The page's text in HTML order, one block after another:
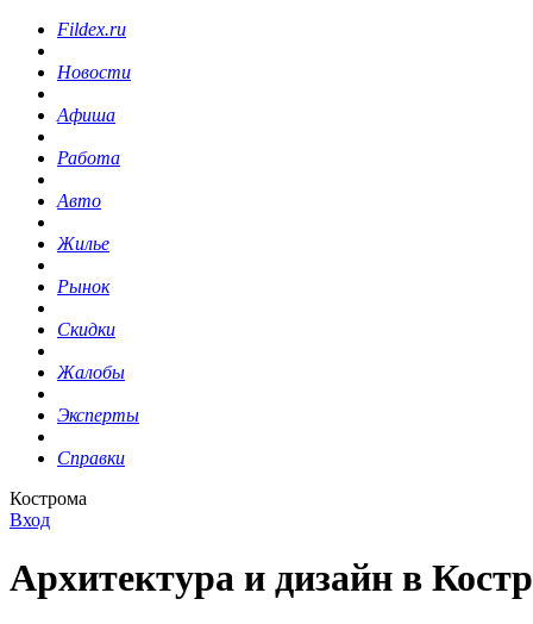
Fildex.ru
Новости
Афиша
Работа
Авто
Жилье
Рынок
Скидки
Жалобы
Эксперты
Справки
Кострома
Вход
Архитектура и дизайн в